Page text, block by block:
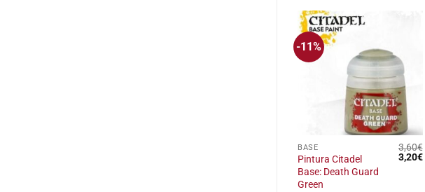
-11%
Añadir
a la
lista
de
deseos
BASE
Pintura Citadel
Base: Death Guard
Green
3,60€
El
3,20€El